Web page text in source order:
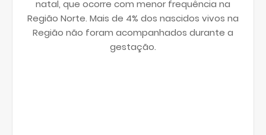
natal, que ocorre com menor frequência na
Região Norte. Mais de 4% dos nascidos vivos na
Região não foram acompanhados durante a
gestação.